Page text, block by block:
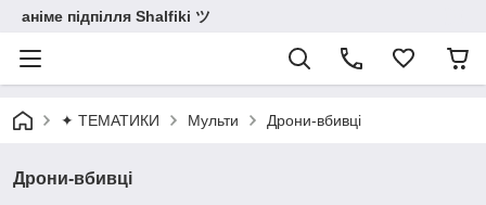
аніме підпілля Shalfiki ツ
✦ ТЕМАТИКИ Мульти Дрони-вбивці
Дрони-вбивці